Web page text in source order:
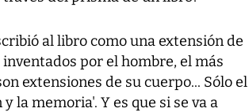
al libro como una extensión de
por el hombre, el más
extensiones de su cuerpo... Sólo el
la memoria'. Y es que si se va a